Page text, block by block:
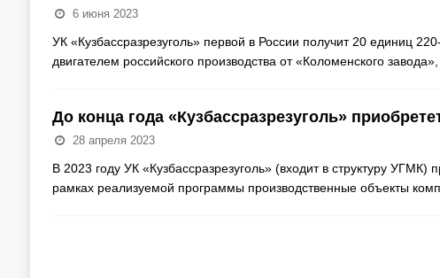
6 июня 2023
УК «Кузбассразрезуголь» первой в России получит 20 единиц
двигателем российского производства от «Коломенского
До конца года «Кузбассразрезуголь»
28 апреля 2023
В 2023 году УК «Кузбассразрезуголь» (входит в структуру
рамках реализуемой программы производственные объекты